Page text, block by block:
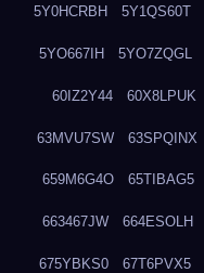
5Y0HCRBH 5Y1QS60T
5YO667IH 5YO7ZQGL
60IZ2Y44 60X8LPUK
63MVU7SW 63SPQINX
659M6G4O 65TIBAG5
663467JW 664ESOLH
675YBKS0 67T6PVX5